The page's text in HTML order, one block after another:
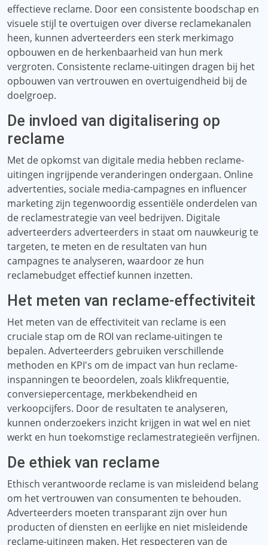
effectieve reclame. Door een consistente boodschap en
visuele stijl te overtuigen over diverse reclamekanalen
heen, kunnen adverteerders een sterk merkimago
opbouwen en de herkenbaarheid van hun merk
vergroten. Consistente reclame-uitingen dragen bij het
opbouwen van vertrouwen en overtuigendheid bij de
doelgroep.
De invloed van digitalisering op
reclame
Met de opkomst van digitale media hebben reclame-
uitingen ingrijpende veranderingen ondergaan. Online
advertenties, sociale media-campagnes en influencer
marketing zijn tegenwoordig essentiële onderdelen van
de reclamestrategie van veel bedrijven. Digitale
adverteerders adverteerders in staat om nauwkeurig te
targeten, te meten en de resultaten van hun
campagnes te analyseren, waardoor ze hun
reclamebudget effectief kunnen inzetten.
Het meten van reclame-effectiviteit
Het meten van de effectiviteit van reclame is een
cruciale stap om de ROI van reclame-uitingen te
bepalen. Adverteerders gebruiken verschillende
methoden en KPI's om de impact van hun reclame-
inspanningen te beoordelen, zoals klikfrequentie,
conversiepercentage, merkbekendheid en
verkoopcijfers. Door de resultaten te analyseren,
kunnen onderzoekers inzicht krijgen in wat wel en niet
werkt en hun toekomstige reclamestrategieën verfijnen.
De ethiek van reclame
Ethisch verantwoorde reclame is van misleidend belang
om het vertrouwen van consumenten te behouden.
Adverteerders moeten transparant zijn over hun
producten of diensten en eerlijke en niet misleidende
reclame-uitingen maken. Het respecteren van de